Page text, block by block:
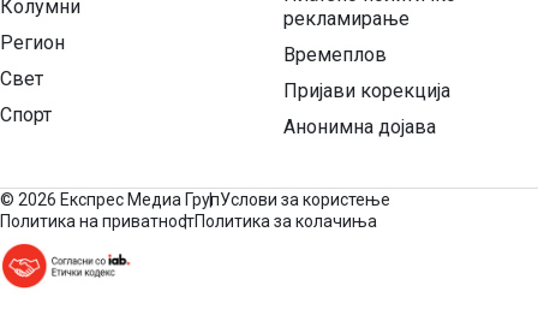
Колумни
Регион
Свет
Спорт
рекламирање
Времеплов
Пријави корекција
Анонимна дојава
© 2026 Експрес Медиа ГрупУслови за користење
Политика на приватностПолитика за колачиња